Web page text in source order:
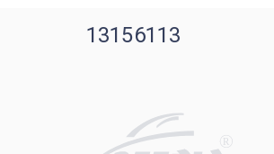
13156113
R